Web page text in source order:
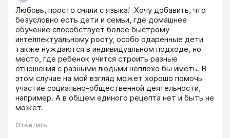
Любовь, просто сняли с языка!  Хочу добавить, что
безусловно есть дети и семьи, где домашнее
обучение способствует более быстрому
интеллектуальному росту, особо одаренные дети
также нуждаются в индивидуальном подходе, но
место, где ребенок учится строить разные
отношения с разными людьми неплохо бы иметь. В
этом случае на мой взгляд может хорошо помочь
участие социально-общественной деятельности,
например. А в общем единого рецепта нет и быть не
может.
Ответить